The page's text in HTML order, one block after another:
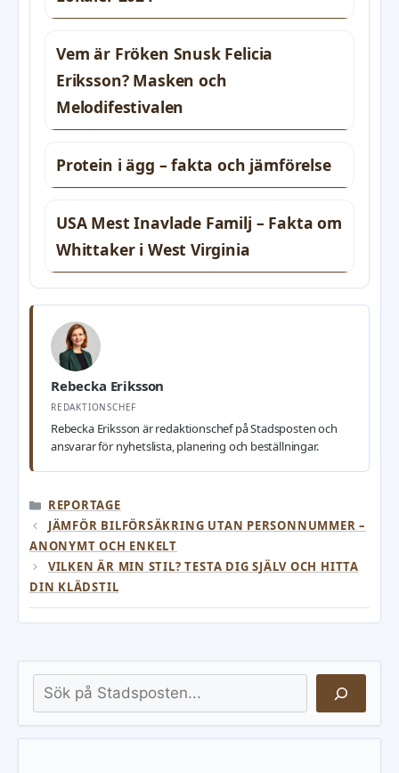
Vem är Fröken Snusk Felicia
Eriksson? Masken och
Melodifestivalen
Protein i ägg – fakta och jämförelse
USA Mest Inavlade Familj – Fakta om
Whittaker i West Virginia
Rebecka Eriksson
REDAKTIONSCHEF
Rebecka Eriksson är redaktionschef på Stadsposten och
ansvarar för nyhetslista, planering och beställningar.
KATEGORIER
REPORTAGE
JÄMFÖR BILFÖRSÄKRING UTAN PERSONNUMMER –
ANONYMT OCH ENKELT
VILKEN ÄR MIN STIL? TESTA DIG SJÄLV OCH HITTA
DIN KLÄDSTIL
Sök